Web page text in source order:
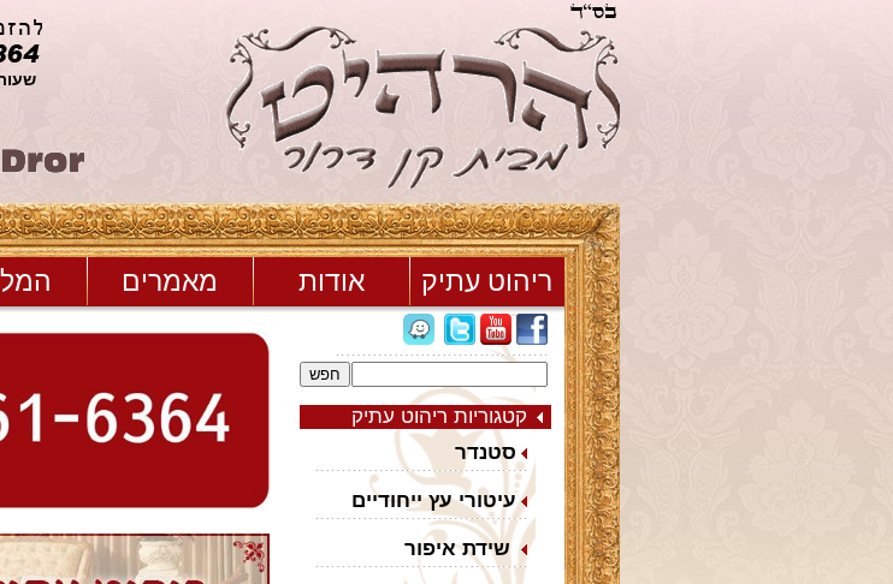
שעות
ריהוט עתיק אודות מאמרים
חפש
קטגוריות ריהוט עתיק
סטנדר
עיטורי עץ ייחודיים
שידת איפור